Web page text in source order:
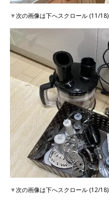
▼次の画像は下へスクロール (11/18)
▼次の画像は下へスクロール (12/18)